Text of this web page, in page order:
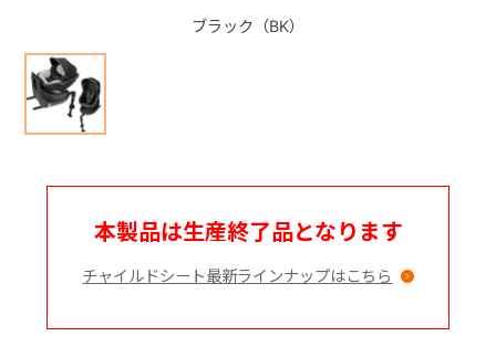
ブラック（BK）
本製品は生産終了品となります
チャイルドシート最新ラインナップはこちら